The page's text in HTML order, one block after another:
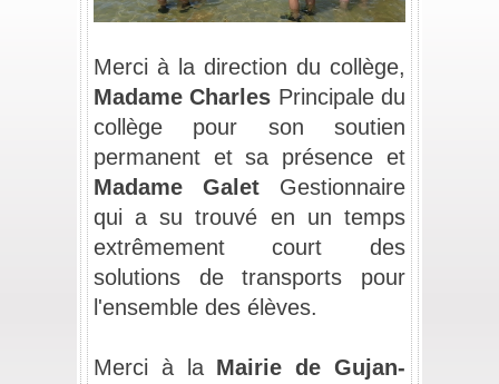
Merci à la direction du collège,
Madame Charles Principale du
collège pour son soutien
permanent et sa présence
et
Madame Galet Gestionnaire
qui a su trouvé en un temps
extrêmement court des
solutions de transports pour
l'ensemble des élèves.
Merci à la Mairie de Gujan-